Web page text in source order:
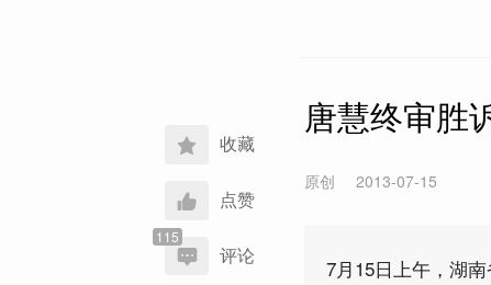
收藏
点赞
评论
唐慧终审胜
原创 2013-07-15
7月15日上午，湖